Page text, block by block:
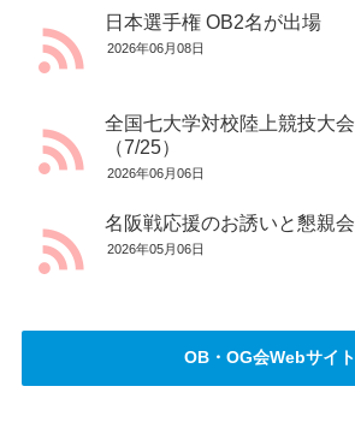
日本選手権 OB2名が出場
2026年06月08日
全国七大学対校陸上競技大
（7/25）
2026年06月06日
名阪戦応援のお誘いと懇親
2026年05月06日
OB・OG会Webサイト